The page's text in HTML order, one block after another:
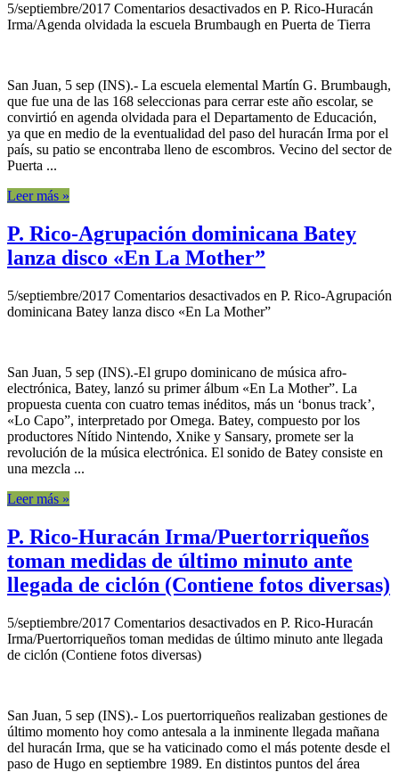
5/septiembre/2017 Comentarios desactivados en P. Rico-Huracán
Irma/Agenda olvidada la escuela Brumbaugh en Puerta de Tierra
San Juan, 5 sep (INS).- La escuela elemental Martín G. Brumbaugh,
que fue una de las 168 seleccionas para cerrar este año escolar, se
convirtió en agenda olvidada para el Departamento de Educación,
ya que en medio de la eventualidad del paso del huracán Irma por el
país, su patio se encontraba lleno de escombros. Vecino del sector de
Puerta ...
Leer más »
P. Rico-Agrupación dominicana Batey
lanza disco «En La Mother”
5/septiembre/2017 Comentarios desactivados en P. Rico-Agrupación
dominicana Batey lanza disco «En La Mother”
San Juan, 5 sep (INS).-El grupo dominicano de música afro-
electrónica, Batey, lanzó su primer álbum «En La Mother”. La
propuesta cuenta con cuatro temas inéditos, más un ‘bonus track’,
«Lo Capo”, interpretado por Omega. Batey, compuesto por los
productores Nítido Nintendo, Xnike y Sansary, promete ser la
revolución de la música electrónica. El sonido de Batey consiste en
una mezcla ...
Leer más »
P. Rico-Huracán Irma/Puertorriqueños
toman medidas de último minuto ante
llegada de ciclón (Contiene fotos diversas)
5/septiembre/2017 Comentarios desactivados en P. Rico-Huracán
Irma/Puertorriqueños toman medidas de último minuto ante llegada
de ciclón (Contiene fotos diversas)
San Juan, 5 sep (INS).- Los puertorriqueños realizaban gestiones de
último momento hoy como antesala a la inminente llegada mañana
del huracán Irma, que se ha vaticinado como el más potente desde el
paso de Hugo en septiembre 1989. En distintos puntos del área